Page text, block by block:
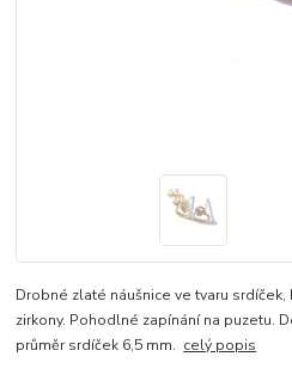
Drobné zlaté náušnice ve tvaru
zirkony. Pohodlné zapínání na puzetu.
průměr srdíček 6,5 mm. celý popis